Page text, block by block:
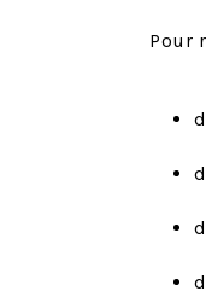
Pour